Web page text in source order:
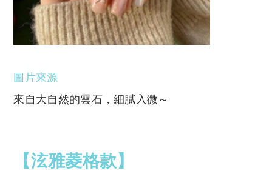
圖片來源
來自大自然的雲石，細膩入微～
【泫雅菱格款】